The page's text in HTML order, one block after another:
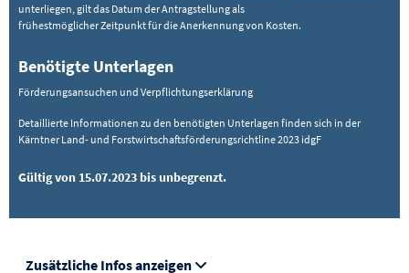
unterliegen, gilt das Datum der Antragstellung als
frühestmöglicher Zeitpunkt für die Anerkennung von Kosten.
Benötigte Unterlagen
Förderungsansuchen und Verpflichtungserklärung
Detaillierte Informationen zu den benötigten Unterlagen finden sich in der
Kärntner Land- und Forstwirtschaftsförderungsrichtline 2023 idgF
Gültig von 15.07.2023 bis unbegrenzt.
Zusätzliche Infos anzeigen